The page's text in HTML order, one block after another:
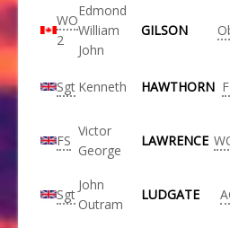
WO
2
Edmond
William
John
GILSON
Sgt Kenneth HAWTHORN
FS
Victor
George
LAWRENCE
Sgt
John
Outram
LUDGATE